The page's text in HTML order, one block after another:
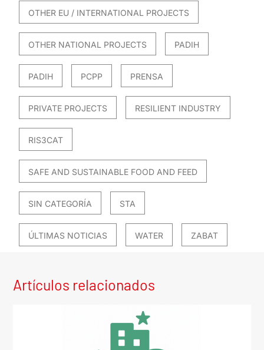
OTHER EU / INTERNATIONAL PROJECTS
OTHER NATIONAL PROJECTS PADIH
PADIH PCPP PRENSA
PRIVATE PROJECTS RESILIENT INDUSTRY
RIS3CAT
SAFE AND SUSTAINABLE FOOD AND FEED
SIN CATEGORÍA STA
ÚLTIMAS NOTICIAS WATER ZABAT
Artículos relacionados